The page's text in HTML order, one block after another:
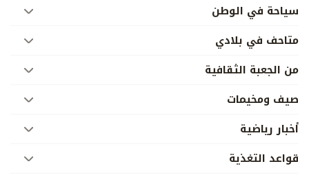
سياحة في الوطن
متاحف في بلادي
من الجعبة الثقافية
صيف ومخيمات
أخبار رياضية
قواعد التغذية